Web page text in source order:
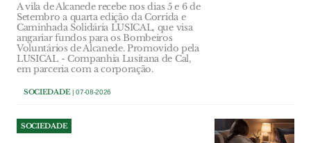
A vila de Alcanede recebe nos dias 5 e 6 de
Setembro a quarta edição da Corrida e
Caminhada Solidária LUSICAL, que visa
angariar fundos para os Bombeiros
Voluntários de Alcanede. Promovido pela
LUSICAL - Companhia Lusitana de Cal,
em parceria com a corporação.
SOCIEDADE| 07-08-2026
SOCIEDADE